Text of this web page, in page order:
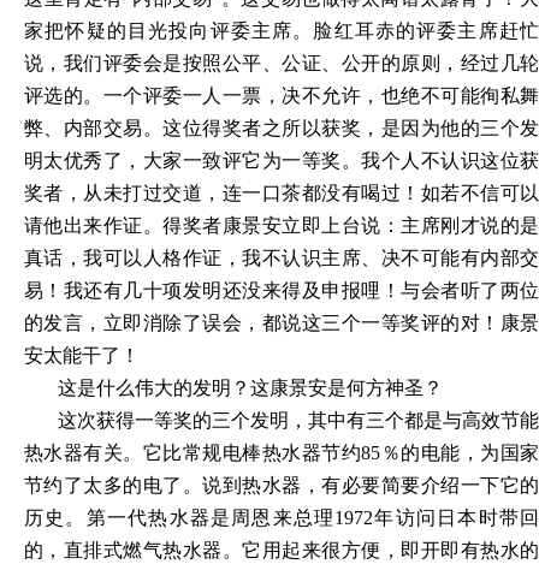
家把怀疑的目光投向评委主席。脸红耳赤的评委主席赶忙
说，我们评委会是按照公平、公证、公开的原则，经过几轮
评选的。一个评委一人一票，决不允许，也绝不可能徇私舞
弊、内部交易。这位得奖者之所以获奖，是因为他的三个发
明太优秀了，大家一致评它为一等奖。我个人不认识这位获
奖者，从未打过交道，连一口茶都没有喝过！如若不信可以
请他出来作证。得奖者康景安立即上台说：主席刚才说的是
真话，我可以人格作证，我不认识主席、决不可能有内部交
易！我还有几十项发明还没来得及申报哩！与会者听了两位
的发言，立即消除了误会，都说这三个一等奖评的对！康景
安太能干了！
这是什么伟大的发明？这康景安是何方神圣？
这次获得一等奖的三个发明，其中有三个都是与高效节能
热水器有关。它比常规电棒热水器节约85％的电能，为国家
节约了太多的电了。说到热水器，有必要简要介绍一下它的
历史。第一代热水器是周恩来总理1972年访问日本时带回
的，直排式燃气热水器。它用起来很方便，即开即有热水的